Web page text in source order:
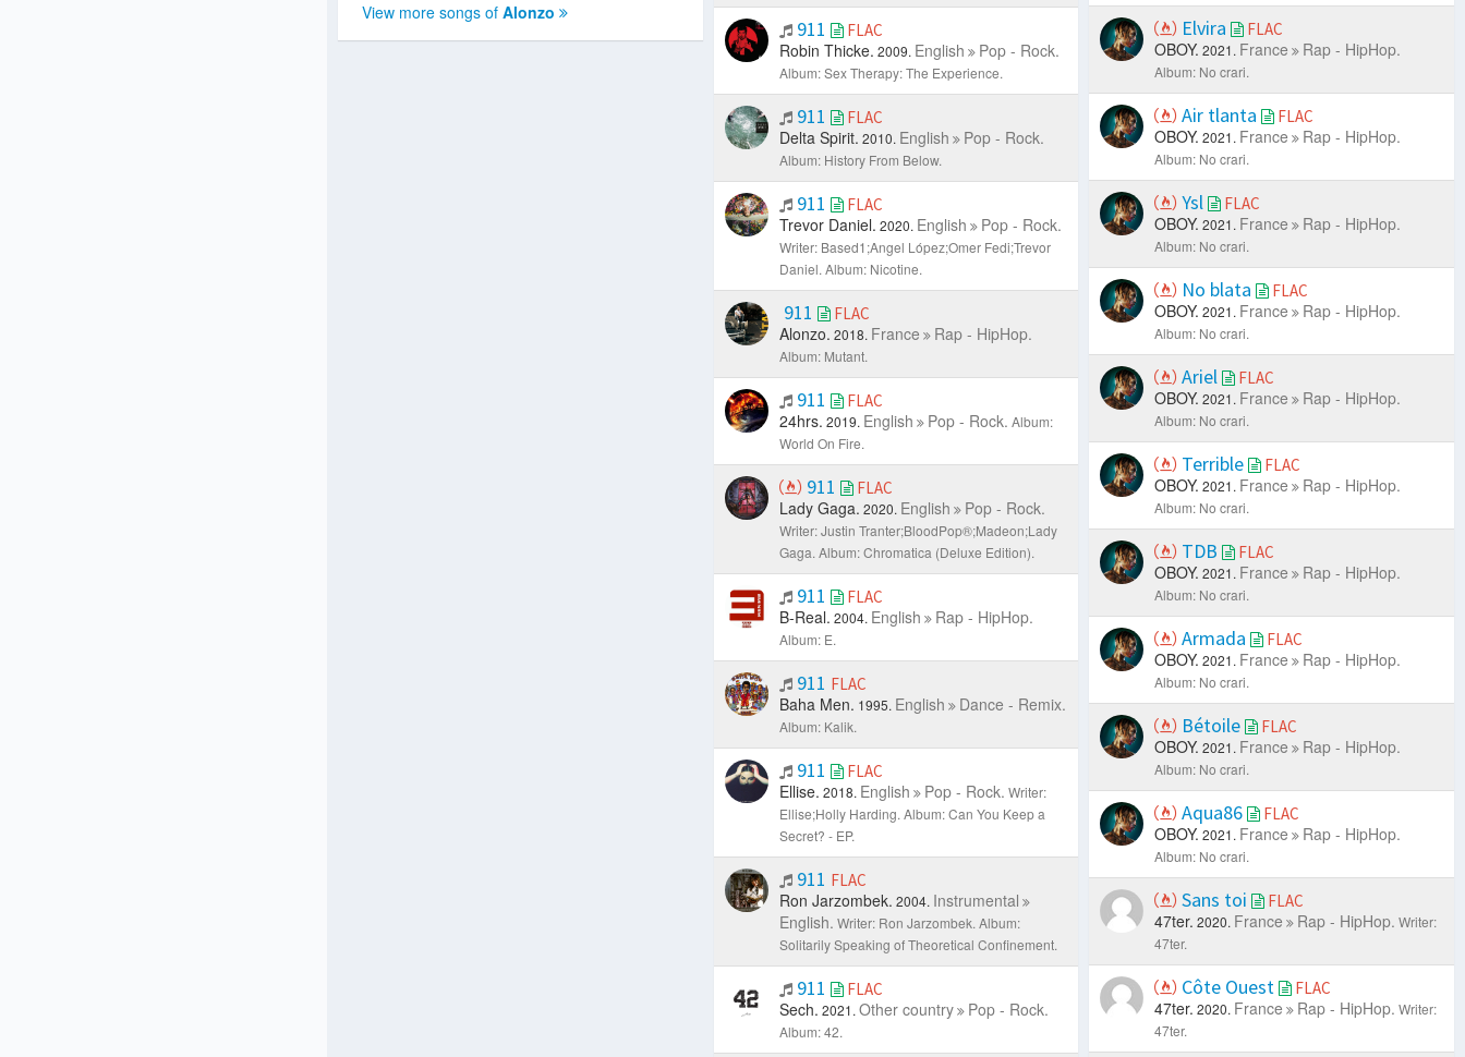
View more songs of Alonzo
911 FLAC
Robin Thicke. 2009. English Pop - Rock.
Album: Sex Therapy: The Experience.
911 FLAC
Delta Spirit. 2010. English Pop - Rock.
Album: History From Below.
911 FLAC
Trevor Daniel. 2020. English Pop - Rock.
Writer: Based1;Angel López;Omer Fedi;Trevor
Daniel. Album: Nicotine.
911 FLAC
Alonzo. 2018. France Rap - HipHop.
Album: Mutant.
911 FLAC
24hrs. 2019. English Pop - Rock. Album:
World On Fire.
911 FLAC
Lady Gaga. 2020. English Pop - Rock.
Writer: Justin Tranter;BloodPop®;Madeon;Lady
Gaga. Album: Chromatica (Deluxe Edition).
911 FLAC
B-Real. 2004. English Rap - HipHop.
Album: E.
911 FLAC
Baha Men. 1995. English Dance - Remix.
Album: Kalik.
911 FLAC
Ellise. 2018. English Pop - Rock. Writer:
Ellise;Holly Harding. Album: Can You Keep a
Secret? - EP.
911 FLAC
Ron Jarzombek. 2004. Instrumental
English. Writer: Ron Jarzombek. Album:
Solitarily Speaking of Theoretical Confinement.
911 FLAC
Sech. 2021. Other country Pop - Rock.
Album: 42.
Elvira FLAC
OBOY. 2021. France Rap - HipHop.
Album: No crari.
Air tlanta FLAC
OBOY. 2021. France Rap - HipHop.
Album: No crari.
Ysl FLAC
OBOY. 2021. France Rap - HipHop.
Album: No crari.
No blata FLAC
OBOY. 2021. France Rap - HipHop.
Album: No crari.
Ariel FLAC
OBOY. 2021. France Rap - HipHop.
Album: No crari.
Terrible FLAC
OBOY. 2021. France Rap - HipHop.
Album: No crari.
TDB FLAC
OBOY. 2021. France Rap - HipHop.
Album: No crari.
Armada FLAC
OBOY. 2021. France Rap - HipHop.
Album: No crari.
Bétoile FLAC
OBOY. 2021. France Rap - HipHop.
Album: No crari.
Aqua86 FLAC
OBOY. 2021. France Rap - HipHop.
Album: No crari.
Sans toi FLAC
47ter. 2020. France Rap - HipHop. Writer:
47ter.
Côte Ouest FLAC
47ter. 2020. France Rap - HipHop. Writer:
47ter.